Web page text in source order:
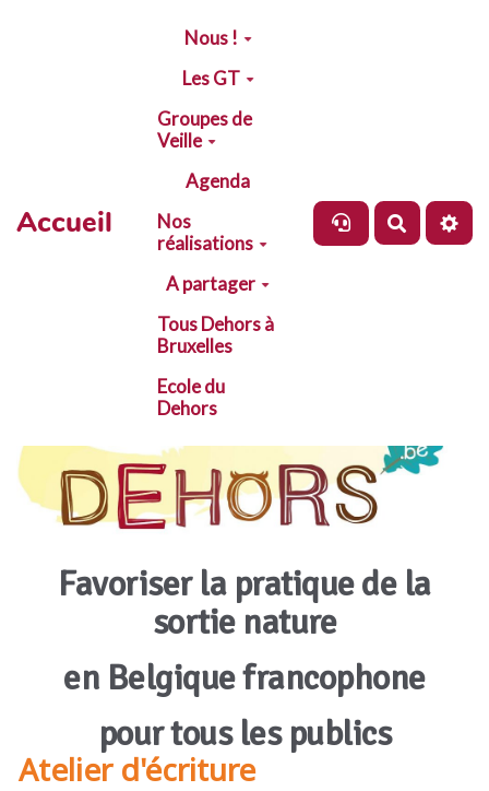
Aller au contenu principal
Accueil
Nous !
Les GT
Groupes de
Veille
Agenda
Nos
réalisations
A partager
Tous Dehors à
Bruxelles
Ecole du
Dehors
Favoriser la pratique de la
sortie nature
en Belgique francophone
pour tous les publics
Atelier d'écriture